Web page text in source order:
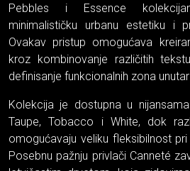
Pebbles i Essence
minimalističku urbanu estetiku i
Ovakav pristup omogućava
kroz kombinovanje različitih
definisanje funkcionalnih zona
Kolekcija je dostupna u
Taupe, Tobacco i White, dok
omogućavaju veliku fleksibilnost
Posebnu pažnju privlači Canneté